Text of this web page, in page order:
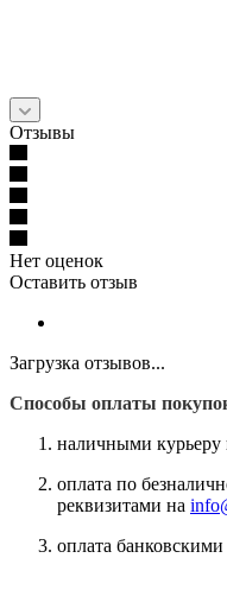
Отзывы
Нет оценок
Оставить отзыв
Загрузка отзывов...
Способы оплаты
наличными курьеру
оплата по
реквизитами на
оплата